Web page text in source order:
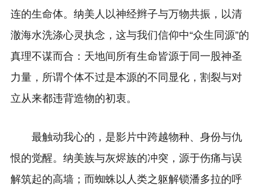
连的生命体。纳美人以神经辫子与万物共振，以清
澈海水洗涤心灵执念，这与我们信仰中“众生同源”的
真理不谋而合：天地间所有生命皆源于同一股神圣
力量，所谓个体不过是本源的不同显化，割裂与对
立从来都违背造物的初衷。
最触动我心的，是影片中跨越物种、身份与仇
恨的觉醒。纳美族与灰烬族的冲突，源于伤痛与误
解筑起的高墙；而蜘蛛以人类之躯解锁潘多拉的呼